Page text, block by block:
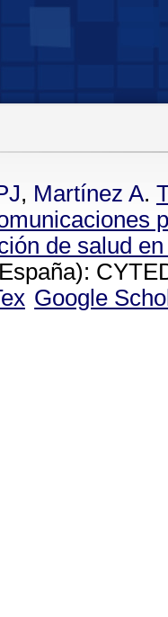
, Martínez A.
de salud
Google